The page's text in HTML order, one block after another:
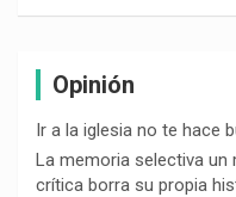
Opinión
Ir a la iglesia no te hace
La memoria selectiva un
crítica borra su propia